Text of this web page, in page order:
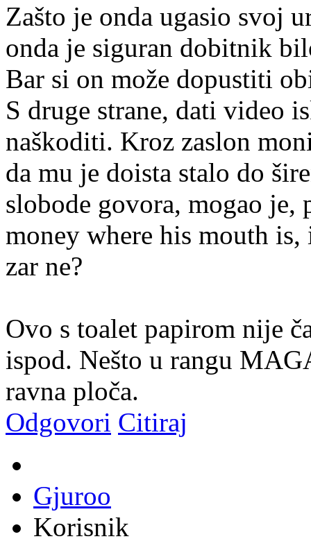
Zašto je onda ugasio svoj
onda je siguran dobitnik
Bar si on može dopustiti
S druge strane, dati video
naškoditi. Kroz zaslon
da mu je doista stalo do
slobode govora, mogao
money where his mouth
zar ne?
Ovo s toalet papirom nije
ispod. Nešto u rangu
ravna ploča.
Odgovori Citiraj
Gjuroo
Korisnik